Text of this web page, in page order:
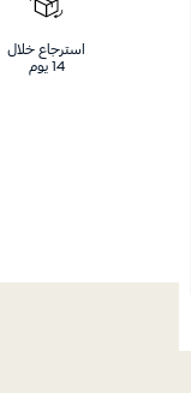
استرجاع خلال
14 يوم